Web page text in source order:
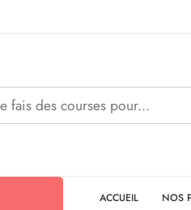
ACCUEIL NOS